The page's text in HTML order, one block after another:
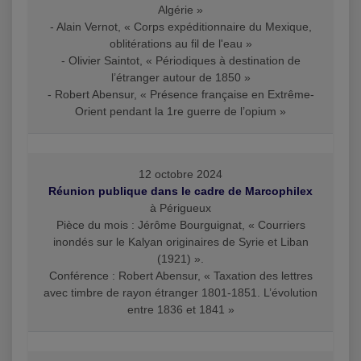
Algérie »
- Alain Vernot, « Corps expéditionnaire du Mexique,
oblitérations au fil de l'eau »
- Olivier Saintot, « Périodiques à destination de
l’étranger autour de 1850 »
- Robert Abensur, « Présence française en Extrême-
Orient pendant la 1re guerre de l’opium »
12 octobre 2024
Réunion publique dans le cadre de Marcophilex
à Périgueux
Pièce du mois : Jérôme Bourguignat, « Courriers
inondés sur le Kalyan originaires de Syrie et Liban
(1921) ».
Conférence : Robert Abensur, « Taxation des lettres
avec timbre de rayon étranger 1801-1851. L’évolution
entre 1836 et 1841 »